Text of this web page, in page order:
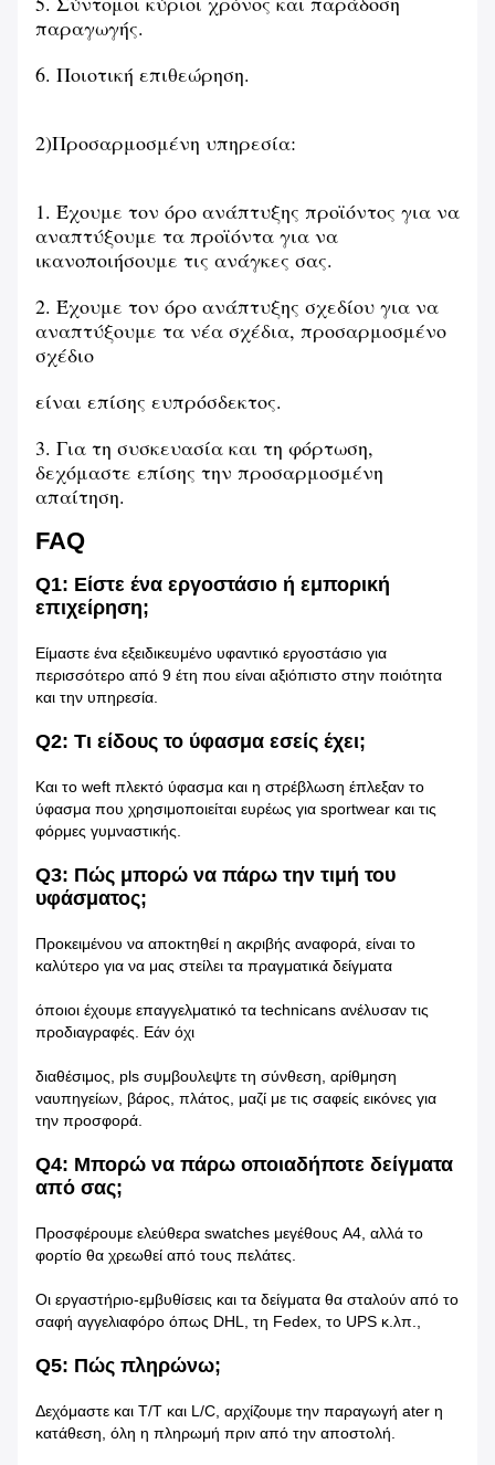
παραγωγής.
6. Ποιοτική επιθεώρηση.
2)Προσαρμοσμένη υπηρεσία:
1. Έχουμε τον όρο ανάπτυξης προϊόντος για να
αναπτύξουμε τα προϊόντα για να
ικανοποιήσουμε τις ανάγκες σας.
2. Έχουμε τον όρο ανάπτυξης σχεδίου για να
αναπτύξουμε τα νέα σχέδια, προσαρμοσμένο
σχέδιο
είναι επίσης ευπρόσδεκτος.
3. Για τη συσκευασία και τη φόρτωση,
δεχόμαστε επίσης την προσαρμοσμένη
απαίτηση.
FAQ
Q1: Είστε ένα εργοστάσιο ή εμπορική
επιχείρηση;
Είμαστε ένα εξειδικευμένο υφαντικό εργοστάσιο για
περισσότερο από 9 έτη που είναι αξιόπιστο στην ποιότητα
και την υπηρεσία.
Q2: Τι είδους το ύφασμα εσείς έχει;
Και το weft πλεκτό ύφασμα και η στρέβλωση έπλεξαν το
ύφασμα που χρησιμοποιείται ευρέως για sportwear και τις
φόρμες γυμναστικής.
Q3: Πώς μπορώ να πάρω την τιμή του
υφάσματος;
Προκειμένου να αποκτηθεί η ακριβής αναφορά, είναι το
καλύτερο για να μας στείλει τα πραγματικά δείγματα
όποιοι έχουμε επαγγελματικό τα technicans ανέλυσαν τις
προδιαγραφές. Εάν όχι
διαθέσιμος, pls συμβουλεψτε τη σύνθεση, αρίθμηση
ναυπηγείων, βάρος, πλάτος, μαζί με τις σαφείς εικόνες για
την προσφορά.
Q4: Μπορώ να πάρω οποιαδήποτε δείγματα
από σας;
Προσφέρουμε ελεύθερα swatches μεγέθους A4, αλλά το
φορτίο θα χρεωθεί από τους πελάτες.
Οι εργαστήριο-εμβυθίσεις και τα δείγματα θα σταλούν από το
σαφή αγγελιαφόρο όπως DHL, τη Fedex, το UPS κ.λπ.,
Q5: Πώς πληρώνω;
Δεχόμαστε και T/T και L/C, αρχίζουμε την παραγωγή ater η
κατάθεση, όλη η πληρωμή πριν από την αποστολή.